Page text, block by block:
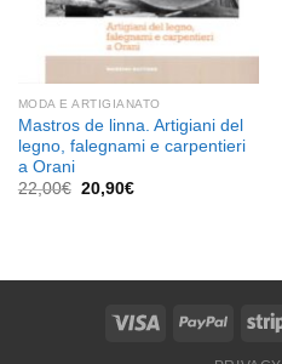
MODA E ARTIGIANATO
Mastros de linna. Artigiani del
legno, falegnami e carpentieri
a Orani
22,00€ Il
20,90€Il